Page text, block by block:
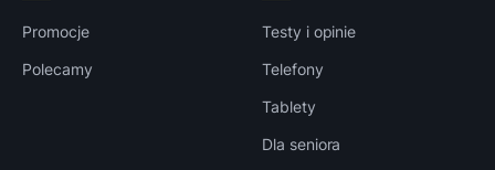
Promocje
Polecamy
Testy i opinie
Telefony
Tablety
Dla seniora